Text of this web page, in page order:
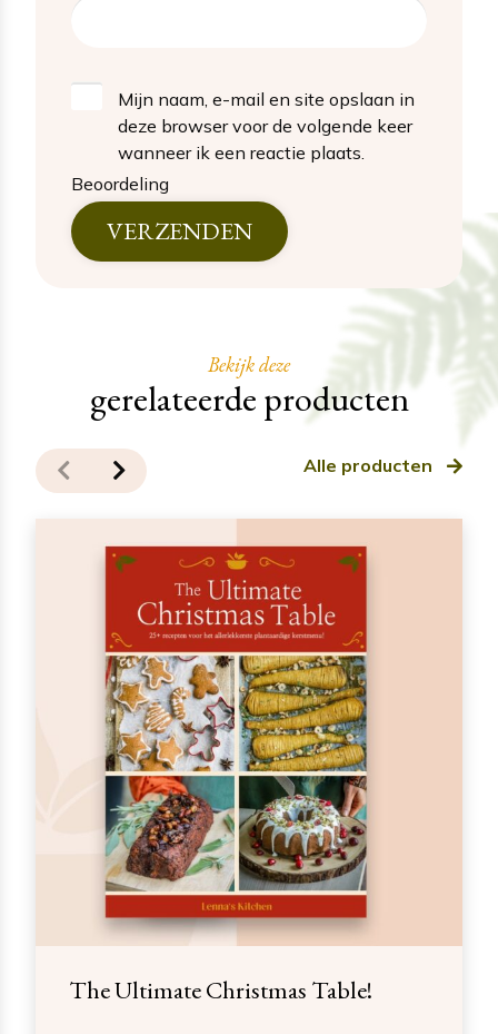
Mijn naam, e-mail en site opslaan in
deze browser voor de volgende keer
wanneer ik een reactie plaats.
Beoordeling
Bekijk deze
gerelateerde producten
Alle producten
The Ultimate Christmas Table!